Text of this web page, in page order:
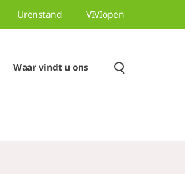
Urenstand VIVIopen
Waar vindt u ons